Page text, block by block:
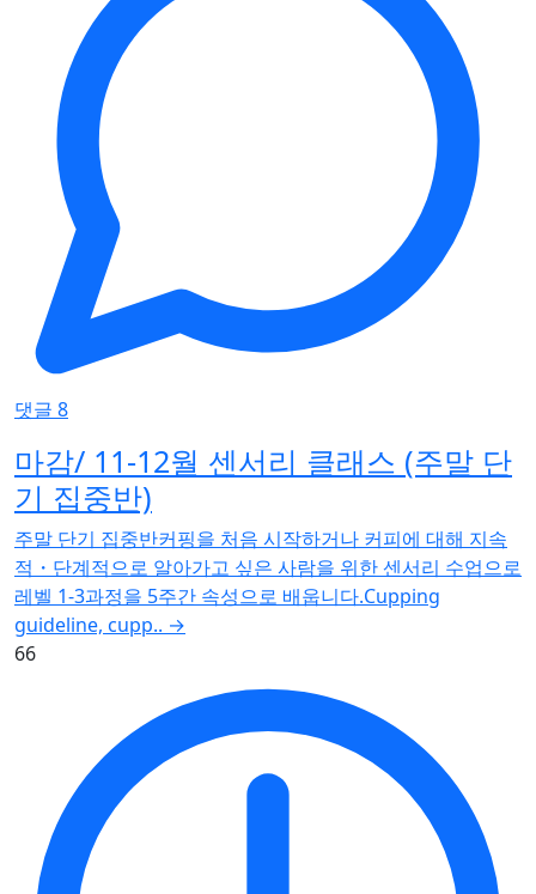
댓글 8
마감/ 11-12월 센서리 클래스 (주말 단
기 집중반)
주말 단기 집중반커핑을 처음 시작하거나 커피에 대해 지속
적・단계적으로 알아가고 싶은 사람을 위한 센서리 수업으로
레벨 1-3과정을 5주간 속성으로 배웁니다.Cupping
guideline, cupp.. →
66